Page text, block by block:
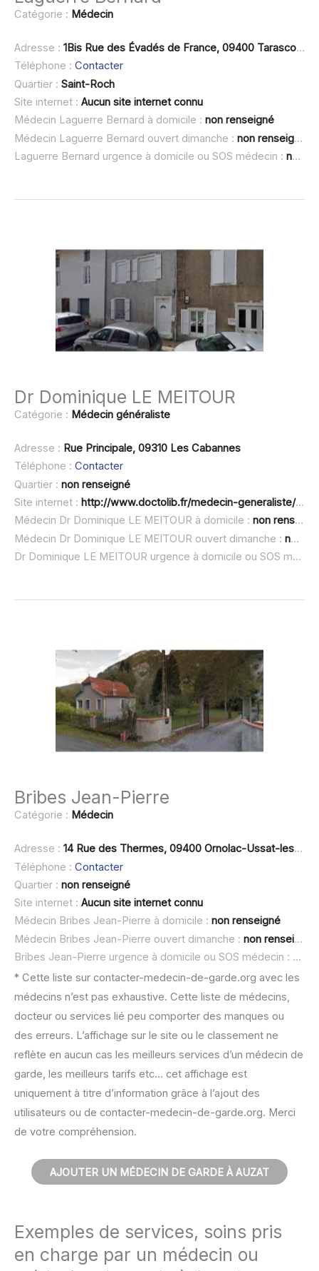
Catégorie : Médecin
Adresse : 1Bis Rue des Évadés de France, 09400 Tarascon-sur-Ariège
Téléphone : Contacter
Quartier : Saint-Roch
Site internet : Aucun site internet connu
Médecin Laguerre Bernard à domicile : non renseigné
Médecin Laguerre Bernard ouvert dimanche : non renseigné
Laguerre Bernard urgence à domicile ou SOS médecin : non renseigné
Dr Dominique LE MEITOUR
Catégorie : Médecin généraliste
Adresse : Rue Principale, 09310 Les Cabannes
Téléphone : Contacter
Quartier : non renseigné
Site internet : http://www.doctolib.fr/medecin-generaliste/les-cabannes/dominique-le-meitour
Médecin Dr Dominique LE MEITOUR à domicile : non renseigné
Médecin Dr Dominique LE MEITOUR ouvert dimanche : non renseigné
Dr Dominique LE MEITOUR urgence à domicile ou SOS médecin :
Bribes Jean-Pierre
Catégorie : Médecin
Adresse : 14 Rue des Thermes, 09400 Ornolac-Ussat-les-Bains
Téléphone : Contacter
Quartier : non renseigné
Site internet : Aucun site internet connu
Médecin Bribes Jean-Pierre à domicile : non renseigné
Médecin Bribes Jean-Pierre ouvert dimanche : non renseigné
Bribes Jean-Pierre urgence à domicile ou SOS médecin :
non
* Cette liste sur contacter-medecin-de-garde.org avec les
médecins n’est pas exhaustive. Cette liste de médecins,
docteur ou services lié peu comporter des manques ou
des erreurs. L’affichage sur le site ou le classement ne
reflète en aucun cas les meilleurs services d’un médecin de
garde, les meilleurs tarifs etc… cet affichage est
uniquement à titre d’information grâce à l’ajout des
utilisateurs ou de contacter-medecin-de-garde.org. Merci
de votre compréhension.
AJOUTER UN MÉDECIN DE GARDE À AUZAT
Exemples de services, soins pris
en charge par un médecin ou